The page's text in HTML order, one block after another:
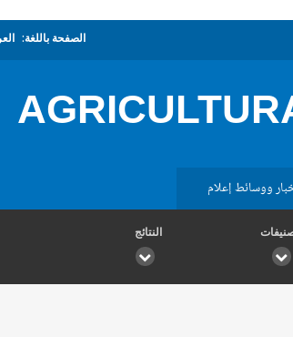
الصفحة باللغة:
ووسائط إعلام
النتائج